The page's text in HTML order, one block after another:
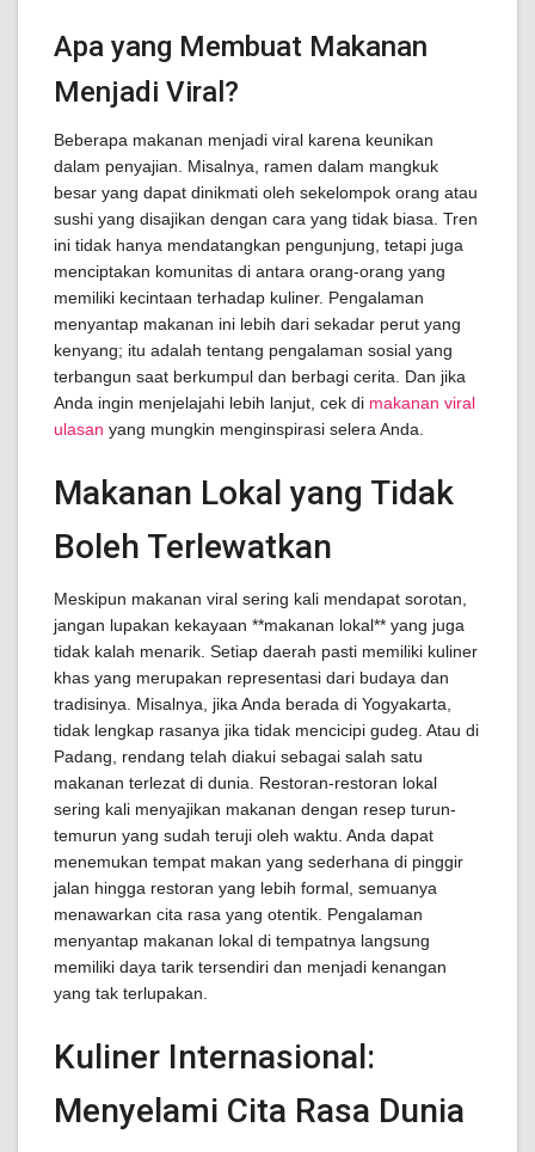
Apa yang Membuat Makanan
Menjadi Viral?
Beberapa makanan menjadi viral karena keunikan
dalam penyajian. Misalnya, ramen dalam mangkuk
besar yang dapat dinikmati oleh sekelompok orang atau
sushi yang disajikan dengan cara yang tidak biasa. Tren
ini tidak hanya mendatangkan pengunjung, tetapi juga
menciptakan komunitas di antara orang-orang yang
memiliki kecintaan terhadap kuliner. Pengalaman
menyantap makanan ini lebih dari sekadar perut yang
kenyang; itu adalah tentang pengalaman sosial yang
terbangun saat berkumpul dan berbagi cerita. Dan jika
Anda ingin menjelajahi lebih lanjut, cek di makanan viral
ulasan yang mungkin menginspirasi selera Anda.
Makanan Lokal yang Tidak
Boleh Terlewatkan
Meskipun makanan viral sering kali mendapat sorotan,
jangan lupakan kekayaan **makanan lokal** yang juga
tidak kalah menarik. Setiap daerah pasti memiliki kuliner
khas yang merupakan representasi dari budaya dan
tradisinya. Misalnya, jika Anda berada di Yogyakarta,
tidak lengkap rasanya jika tidak mencicipi gudeg. Atau di
Padang, rendang telah diakui sebagai salah satu
makanan terlezat di dunia. Restoran-restoran lokal
sering kali menyajikan makanan dengan resep turun-
temurun yang sudah teruji oleh waktu. Anda dapat
menemukan tempat makan yang sederhana di pinggir
jalan hingga restoran yang lebih formal, semuanya
menawarkan cita rasa yang otentik. Pengalaman
menyantap makanan lokal di tempatnya langsung
memiliki daya tarik tersendiri dan menjadi kenangan
yang tak terlupakan.
Kuliner Internasional:
Menyelami Cita Rasa Dunia